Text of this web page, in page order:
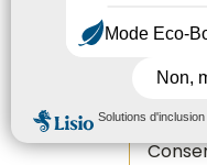
Victor